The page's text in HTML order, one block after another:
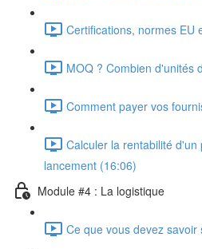
Certifications, normes EU
MOQ ? Combien d'unités
Comment payer vos
Calculer la rentabilité d'un
lancement (16:06)
Module #4 : La logistique
Ce que vous devez